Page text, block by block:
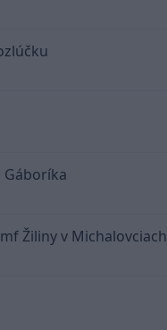
Gáboríka
Žiliny v Michalovciach